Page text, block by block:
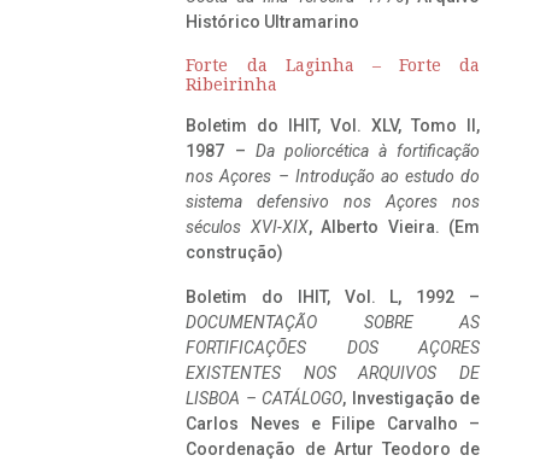
Histórico Ultramarino
Forte da Laginha – Forte da
Ribeirinha
Boletim do IHIT, Vol. XLV, Tomo II,
1987 – Da poliorcética à fortificação
nos Açores – Introdução ao estudo do
sistema defensivo nos Açores nos
séculos XVI-XIX, Alberto Vieira. (Em
construção)
Boletim do IHIT, Vol. L, 1992 –
DOCUMENTAÇÃO SOBRE AS
FORTIFICAÇÕES DOS AÇORES
EXISTENTES NOS ARQUIVOS DE
LISBOA – CATÁLOGO, Investigação de
Carlos Neves e Filipe Carvalho –
Coordenação de Artur Teodoro de